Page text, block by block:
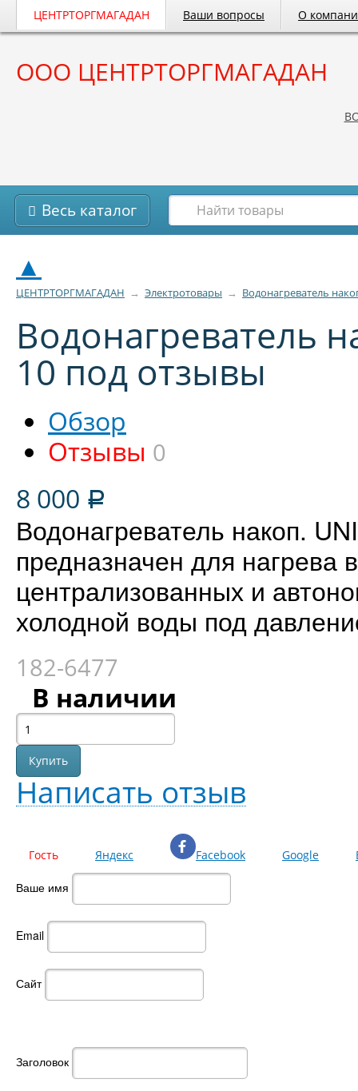
ЦЕНТРТОРГМАГАДАН Ваши вопросы О
ООО ЦЕНТРТОРГМАГАДАН
Весь каталог
▲
ЦЕНТРТОРГМАГАДАН → Электротовары → Водонагреватель
Водонагреватель
10 под отзывы
Обзор
Отзывы 0
8 000 Р
Водонагреватель накоп.
предназначен для нагрева
централизованных и
холодной воды под
182-6477
В наличии
Написать отзыв
Гость Яндекс Facebook Google
Ваше имя
Email
Сайт
Заголовок